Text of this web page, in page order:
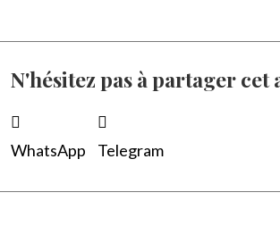
N'hésitez pas à partager cet
WhatsApp Telegram